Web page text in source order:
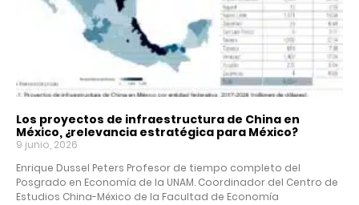
Los proyectos de infraestructura de China en
México, ¿relevancia estratégica para México?
9 junio, 2026
Enrique Dussel Peters Profesor de tiempo completo del
Posgrado en Economía de la UNAM. Coordinador del Centro de
Estudios China-México de la Facultad de Economía